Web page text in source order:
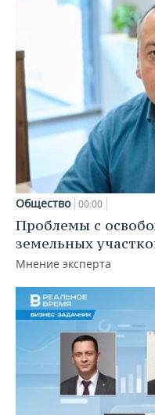
Общество 00:00
Проблемы с
земельных
Мнение эксперта